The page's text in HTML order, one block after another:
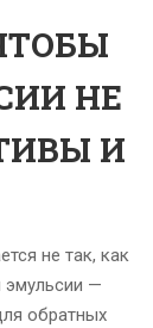
НЕ
И
не так, как
эмульсии —
обратных